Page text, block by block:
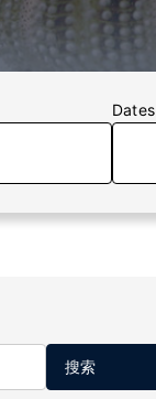
Dates
搜索